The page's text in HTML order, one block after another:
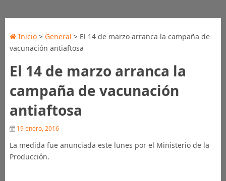
Inicio> General > El 14 de marzo arranca la campaña de
vacunación antiaftosa
El 14 de marzo arranca la
campaña de vacunación
antiaftosa
19 enero, 2016
La medida fue anunciada este lunes por el Ministerio de la
Producción.